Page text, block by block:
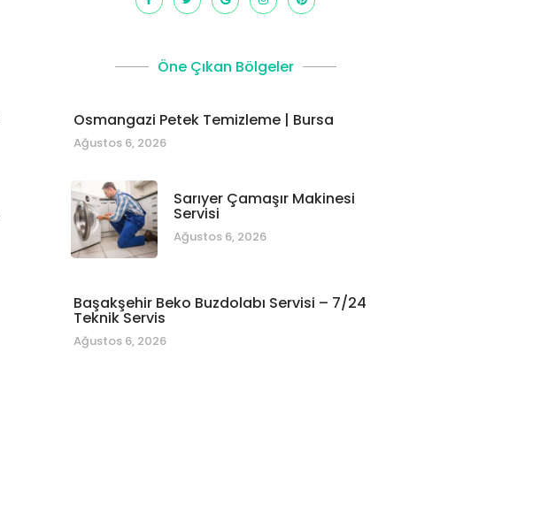
Öne Çıkan Bölgeler
Osmangazi Petek Temizleme | Bursa
Ağustos 6, 2026
Sarıyer Çamaşır Makinesi
Servisi
Ağustos 6, 2026
Başakşehir Beko Buzdolabı Servisi – 7/24
Teknik Servis
Ağustos 6, 2026